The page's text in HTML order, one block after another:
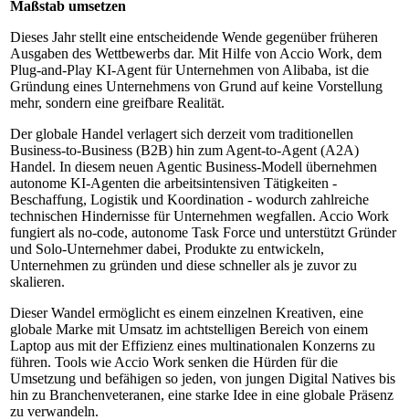
Maßstab umsetzen
Dieses Jahr stellt eine entscheidende Wende gegenüber früheren
Ausgaben des Wettbewerbs dar. Mit Hilfe von Accio Work, dem
Plug-and-Play KI-Agent für Unternehmen von Alibaba, ist die
Gründung eines Unternehmens von Grund auf keine Vorstellung
mehr, sondern eine greifbare Realität.
Der globale Handel verlagert sich derzeit vom traditionellen
Business-to-Business (B2B) hin zum Agent-to-Agent (A2A)
Handel. In diesem neuen Agentic Business-Modell übernehmen
autonome KI-Agenten die arbeitsintensiven Tätigkeiten -
Beschaffung, Logistik und Koordination - wodurch zahlreiche
technischen Hindernisse für Unternehmen wegfallen. Accio Work
fungiert als no-code, autonome Task Force und unterstützt Gründer
und Solo-Unternehmer dabei, Produkte zu entwickeln,
Unternehmen zu gründen und diese schneller als je zuvor zu
skalieren.
Dieser Wandel ermöglicht es einem einzelnen Kreativen, eine
globale Marke mit Umsatz im achtstelligen Bereich von einem
Laptop aus mit der Effizienz eines multinationalen Konzerns zu
führen. Tools wie Accio Work senken die Hürden für die
Umsetzung und befähigen so jeden, von jungen Digital Natives bis
hin zu Branchenveteranen, eine starke Idee in eine globale Präsenz
zu verwandeln.